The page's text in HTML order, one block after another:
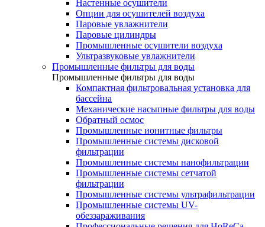
Настенные осушители
Опции для осушителей воздуха
Паровые увлажнители
Паровые цилиндры
Промышленные осушители воздуха
Ультразвуковые увлажнители
Промышленные фильтры для воды
Промышленные фильтры для воды
Компактная фильтровальная установка для
бассейна
Механические насыпные фильтры для воды
Обратный осмос
Промышленные ионитные фильтры
Промышленные системы дисковой
фильтрации
Промышленные системы нанофильтрации
Промышленные системы сетчатой
фильтрации
Промышленные системы ультрафильтрации
Промышленные системы UV-
обеззараживания